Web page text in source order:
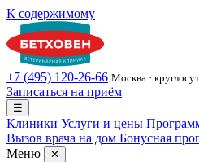
К содержимому
+7 (495) 120-26-66 Москва ·
Записаться на приём
☰
Клиники Услуги и цены
Вызов врача на дом Бонусная
Меню
✕